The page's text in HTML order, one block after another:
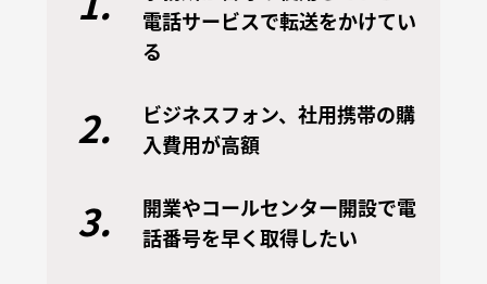
電話サービスで転送をかけてい
る
2.
ビジネスフォン、社用携帯の購
入費用が高額
3.
開業やコールセンター開設で電
話番号を早く取得したい